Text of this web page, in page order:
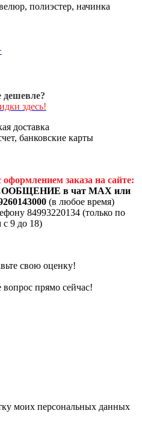
полиэстер, начинка
дешевле?
здесь!
доставка
банковские карты
заказа на сайте:
в чат MAX или
(в любое время)
84993220134 (только по
с 9 до 18)
свою оценку!
вопрос прямо сейчас!
моих персональных данных